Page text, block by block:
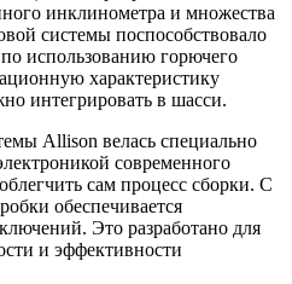
инклинометра и множества
системы поспособствовало
использованию горючего
характеристику
интегрировать в шасси.
Allison велась специально
современного
сам процесс сборки. С
обеспечивается
Это разработано для
и эффективности